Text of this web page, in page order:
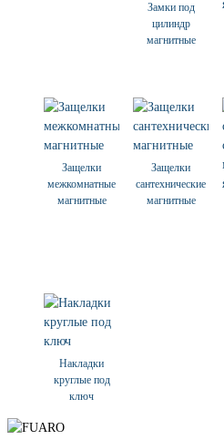
Замки под
цилиндр
магнитные
Защелки
межкомнатные
магнитные
Защелки
сантехнические
магнитные
Накладки
круглые под
ключ